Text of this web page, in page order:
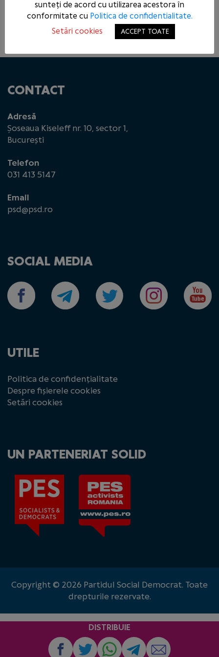
PARLAMENT CEEA CE NU A PUTUT
REZOLVA GUVERNUL DEMIS PRIN
MOȚIUNE DE CENZURĂ
CONTACT
Adresă
Șoseaua Kiseleff nr. 10, sector 1,
București
Telefon
031 413 5147
Email
psd@psd.ro
SOCIAL MEDIA
UTILE
Politica de confidențialitate
Despre fișierele cookies
Setări cookies
UN PARTENERIAT SOLID
Copyright © 2026 Partidul Social Democrat. Toate
drepturile rezervate.
sunteți de acord cu utilizarea acestora în
conformitate cu Politica de confidentialitate.
Setări cookies
ACCEPT TOATE
DISTRIBUIE